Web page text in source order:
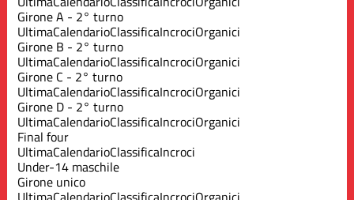
Girone A - 2° turno
UltimaCalendarioClassificaIncrociOrganici
Girone B - 2° turno
UltimaCalendarioClassificaIncrociOrganici
Girone C - 2° turno
UltimaCalendarioClassificaIncrociOrganici
Girone D - 2° turno
UltimaCalendarioClassificaIncrociOrganici
Final four
UltimaCalendarioClassificaIncroci
Under-14 maschile
Girone unico